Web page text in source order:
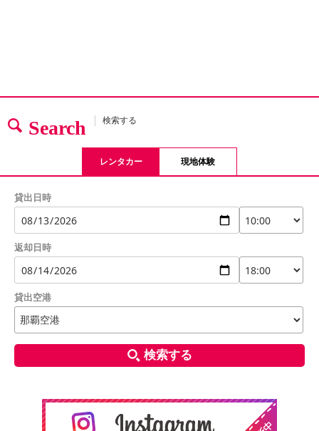
Search 検索する
レンタカー 現地体験
貸出日時
返却日時
貸出空港
検索する